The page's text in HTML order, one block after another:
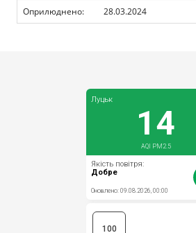
Оприлюднено:
28.03.2024